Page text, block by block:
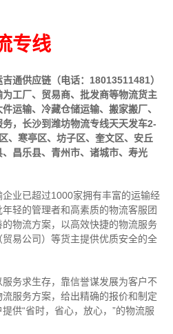
专线
通供应链（电话：18013511481）
工厂、贸易商、批发商等物流货主
运输、冷藏仓储运输、搬家搬厂、
，长沙到潍坊物流专线天天发车2-
、寒亭区、坊子区、奎文区、安丘
昌乐县、青州市、诸城市、寿光
业已超过1000家拥有丰富的运输经
轻的管理者和高素质的物流客服团
物流方案，以高效快捷的物流服务
易公司）等货主提供优质安全的全
务求生存，靠信誉谋发展为客户不
服务方案，给出精确的报价和制定
供“省时，省心，放心，”的物流服